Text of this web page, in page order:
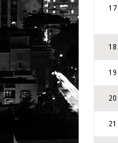
17
18
19
20
21